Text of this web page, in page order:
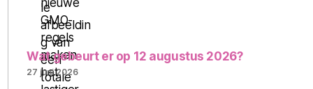
Wat gebeurt er op 12 augustus 2026?
27 juni 2026